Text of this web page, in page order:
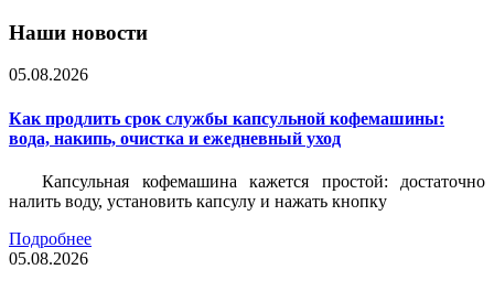
Наши новости
05.08.2026
Как продлить срок службы капсульной кофемашины:
вода, накипь, очистка и ежедневный уход
Капсульная кофемашина кажется простой: достаточно
налить воду, установить капсулу и нажать кнопку
Подробнее
05.08.2026